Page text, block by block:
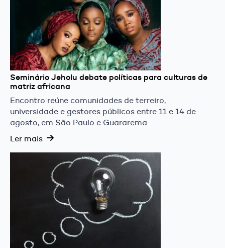
Seminário Jeholu debate políticas para culturas de
matriz africana
Encontro reúne comunidades de terreiro,
universidade e gestores públicos entre 11 e 14 de
agosto, em São Paulo e Guararema
Ler mais